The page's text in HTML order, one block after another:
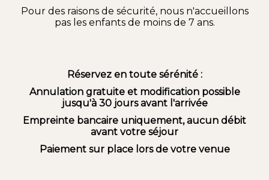
Pour des raisons de sécurité, nous n'accueillons
pas les enfants de moins de 7 ans.
Réservez en toute sérénité :
Annulation gratuite et modification possible
jusqu'à 30 jours avant l'arrivée
Empreinte bancaire uniquement, aucun débit
avant votre séjour
Paiement sur place lors de votre venue